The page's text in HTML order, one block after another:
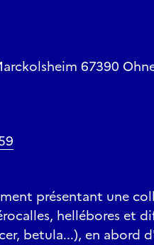
67390
présentant une
hellébores et
betula...), en abord